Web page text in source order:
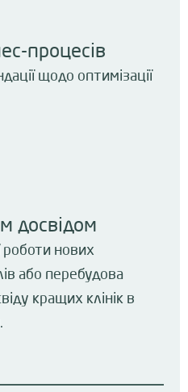
процесів
щодо оптимізації
досвідом
роботи нових
або перебудова
кращих клінік в